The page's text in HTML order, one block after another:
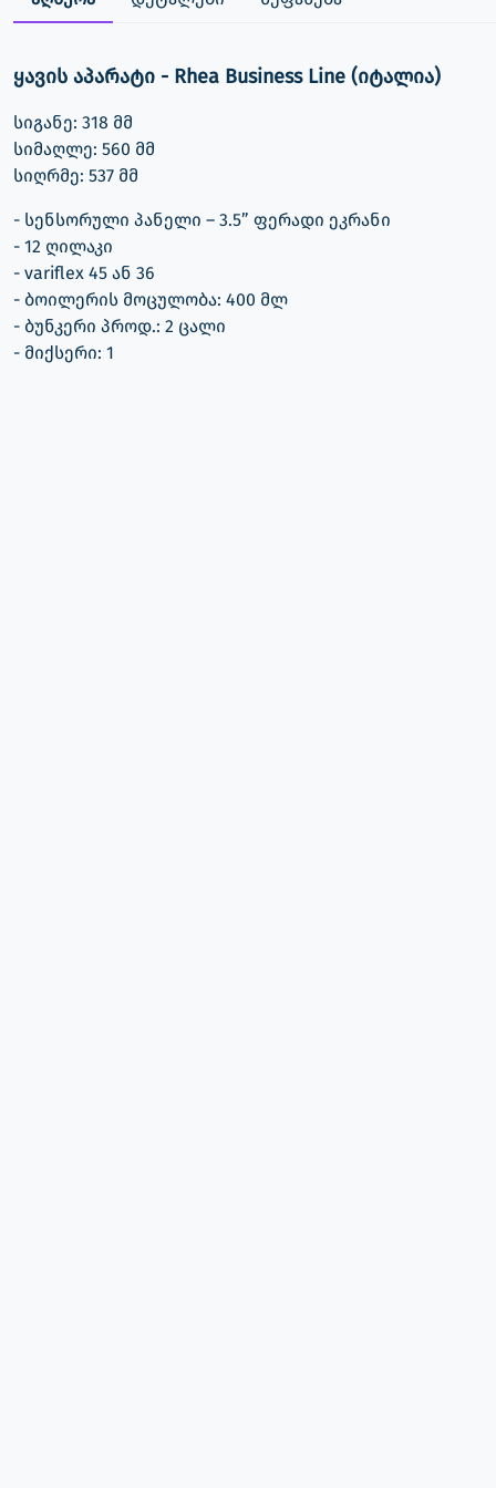
ყავის აპარატი - Rhea Business Line (იტალია)
სიგანე: 318 მმ
სიმაღლე: 560 მმ
სიღრმე: 537 მმ
- სენსორული პანელი – 3.5” ფერადი ეკრანი
- 12 ღილაკი
- variflex 45 ან 36
- ბოილერის მოცულობა: 400 მლ
- ბუნკერი პროდ.: 2 ცალი
- მიქსერი: 1